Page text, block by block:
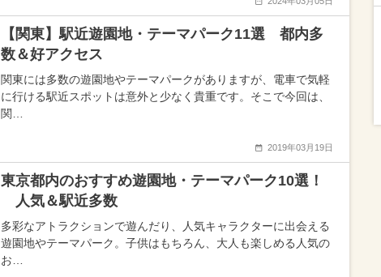
【関東】駅近遊園地・テーマパーク11選 都内多
数＆好アクセス
関東には多数の遊園地やテーマパークがありますが、電車で気軽
に行ける駅近スポットは意外と少なく貴重です。そこで今回は、
関…
2019年03月19日
東京都内のおすすめ遊園地・テーマパーク10選！
人気＆駅近多数
多彩なアトラクションで遊んだり、人気キャラクターに出会える
遊園地やテーマパーク。子供はもちろん、大人も楽しめる人気の
お…